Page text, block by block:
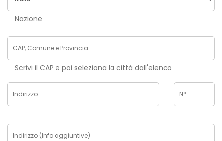
Nazione
Scrivi il CAP e poi seleziona la città dall'elenco